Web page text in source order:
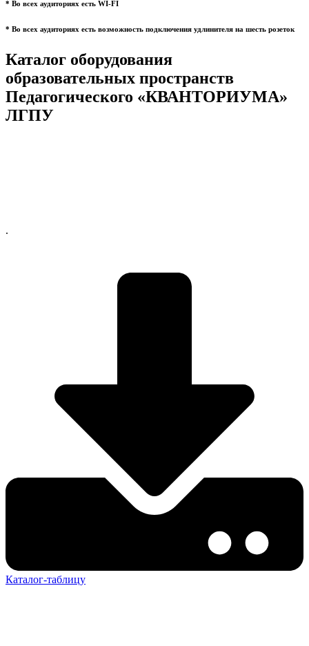
* Во всех аудиториях есть WI-FI
* Во всех аудиториях есть возможность подключения удлинителя на шесть розеток
Каталог оборудования
образовательных пространств
Педагогического «КВАНТОРИУМА»
ЛГПУ
.
Каталог-таблицу